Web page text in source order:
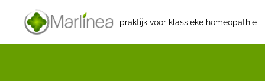
praktijk voor klassieke homeopathie